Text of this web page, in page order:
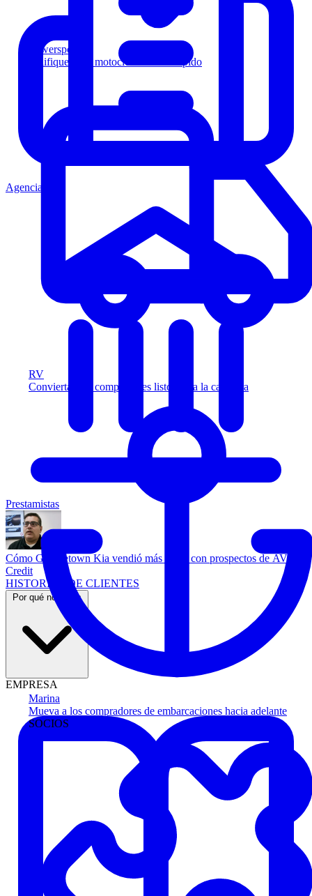
Powersports
Califique a los motociclistas más rápido
RV
Convierta más compradores listos para la carretera
Marina
Mueva a los compradores de embarcaciones hacia adelante
SOCIOS
Agencia
Prestamistas
Cómo Georgetown Kia vendió más autos con prospectos de AVA
Credit
HISTORIAS DE CLIENTES
Por qué nosotros
EMPRESA